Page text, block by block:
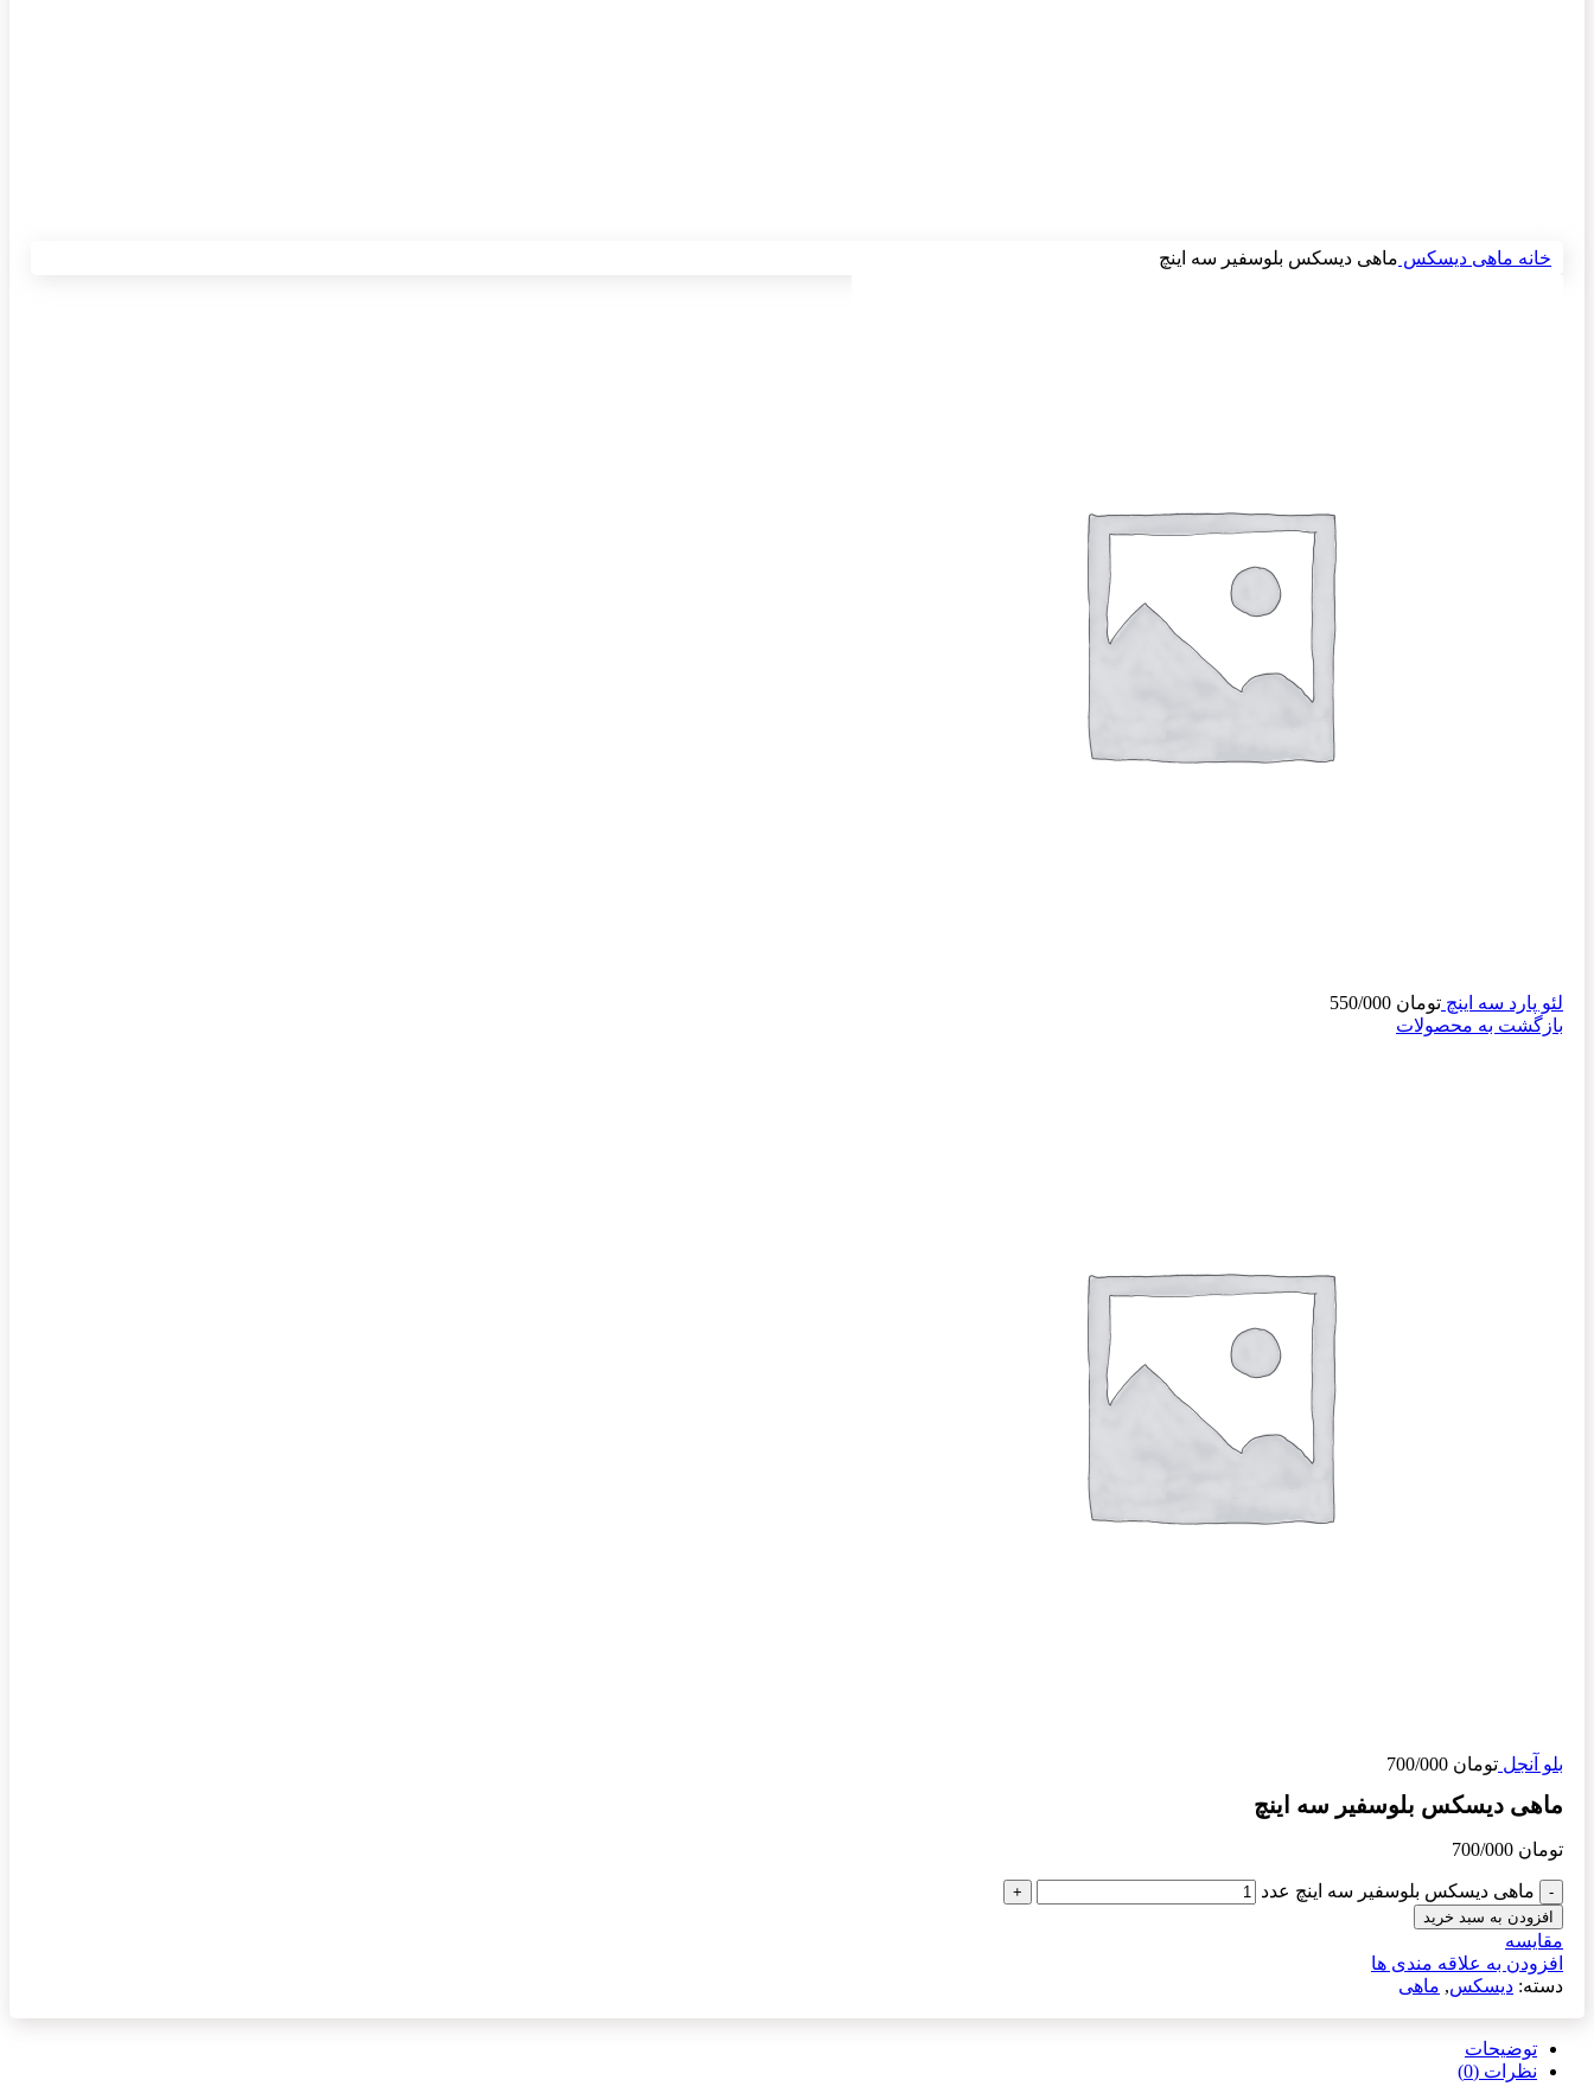
خانه ماهی دیسکس ماهی دیسکس بلوسفیر سه اینچ
لئو پارد سه اینچ تومان
بازگشت به محصولات
بلو آنجل تومان
ماهی دیسکس بلوسفیر سه اینچ
تومان
ماهی دیسکس بلوسفیر سه اینچ عدد
افزودن به سبد خرید
مقایسه
افزودن به علاقه مندی ها
دسته: دیسکس, ماهی
توضیحات
نظرات (0)